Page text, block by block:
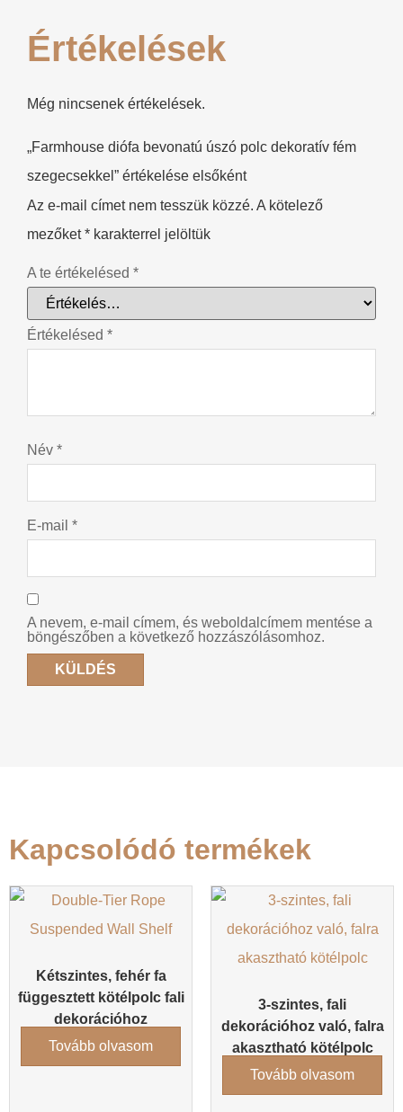
Értékelések
Még nincsenek értékelések.
„Farmhouse diófa bevonatú úszó polc dekoratív fém
szegecsekkel” értékelése elsőként
Az e-mail címet nem tesszük közzé. A kötelező
mezőket* karakterrel jelöltük
A te értékelésed *
Értékelésed *
Név *
E-mail *
A nevem, e-mail címem, és weboldalcímem mentése a
böngészőben a következő hozzászólásomhoz.
Kapcsolódó termékek
Kétszintes, fehér fa
függesztett kötélpolc fali
dekorációhoz
Tovább olvasom
3-szintes, fali
dekorációhoz való, falra
akasztható kötélpolc
Tovább olvasom